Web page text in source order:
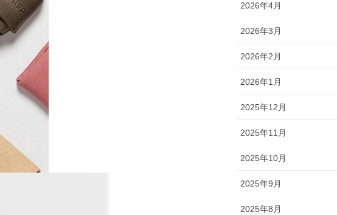
2026年4月
2026年3月
2026年2月
2026年1月
2025年12月
2025年11月
2025年10月
2025年9月
2025年8月